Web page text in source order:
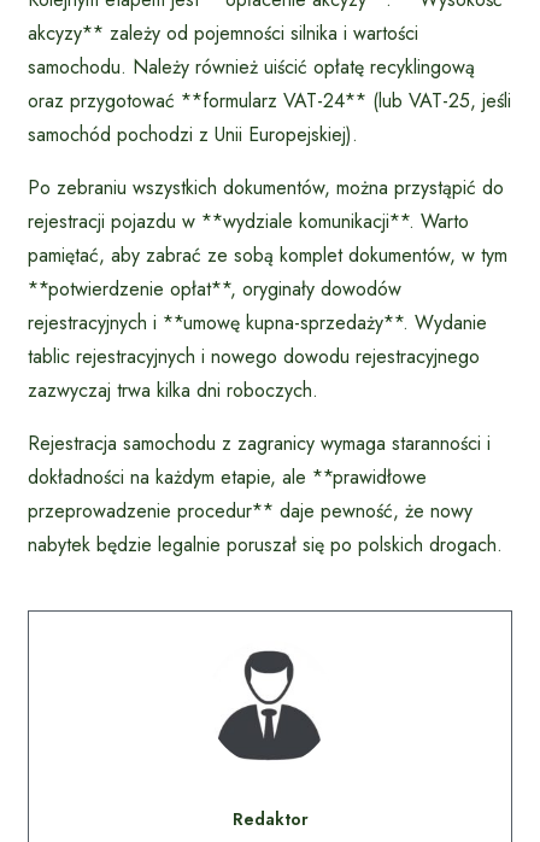
akcyzy** zależy od pojemności silnika i wartości
samochodu. Należy również uiścić opłatę recyklingową
oraz przygotować **formularz VAT-24** (lub VAT-25, jeśli
samochód pochodzi z Unii Europejskiej).
Po zebraniu wszystkich dokumentów, można przystąpić do
rejestracji pojazdu w **wydziale komunikacji**. Warto
pamiętać, aby zabrać ze sobą komplet dokumentów, w tym
**potwierdzenie opłat**, oryginały dowodów
rejestracyjnych i **umowę kupna-sprzedaży**. Wydanie
tablic rejestracyjnych i nowego dowodu rejestracyjnego
zazwyczaj trwa kilka dni roboczych.
Rejestracja samochodu z zagranicy wymaga staranności i
dokładności na każdym etapie, ale **prawidłowe
przeprowadzenie procedur** daje pewność, że nowy
nabytek będzie legalnie poruszał się po polskich drogach.
Redaktor